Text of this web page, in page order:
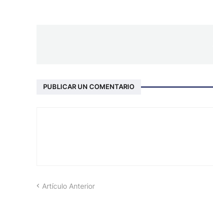
PUBLICAR UN COMENTARIO
Artículo Anterior